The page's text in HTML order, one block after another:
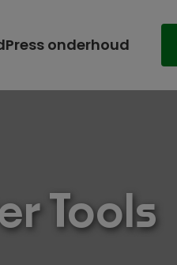
onderhoud
Tools